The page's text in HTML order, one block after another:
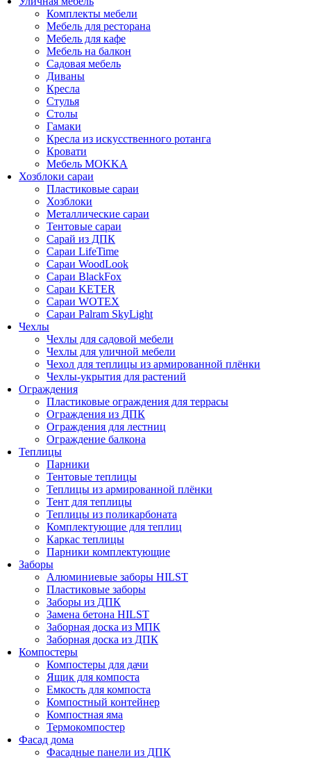
Комплекты мебели
Мебель для ресторана
Мебель для кафе
Мебель на балкон
Садовая мебель
Диваны
Кресла
Стулья
Столы
Гамаки
Кресла из искусственного ротанга
Кровати
Мебель MOKKA
Хозблоки сараи
Пластиковые сараи
Хозблоки
Металлические сараи
Тентовые сараи
Сарай из ДПК
Cараи LifeTime
Cараи WoodLook
Сараи BlackFox
Сараи KETER
Сараи WOTEX
Сараи Palram SkyLight
Чехлы
Чехлы для садовой мебели
Чехлы для уличной мебели
Чехол для теплицы из армированной плёнки
Чехлы-укрытия для растений
Ограждения
Пластиковые ограждения для террасы
Ограждения из ДПК
Ограждения для лестниц
Ограждение балкона
Теплицы
Парники
Тентовые теплицы
Теплицы из армированной плёнки
Тент для теплицы
Теплицы из поликарбоната
Комплектующие для теплиц
Каркас теплицы
Парники комплектующие
Заборы
Алюминиевые заборы HILST
Пластиковые заборы
Заборы из ДПК
Замена бетона HILST
Заборная доска из МПК
Заборная доска из ДПК
Компостеры
Компостеры для дачи
Ящик для компоста
Емкость для компоста
Компостный контейнер
Компостная яма
Термокомпостер
Фасад дома
Фасадные панели из ДПК